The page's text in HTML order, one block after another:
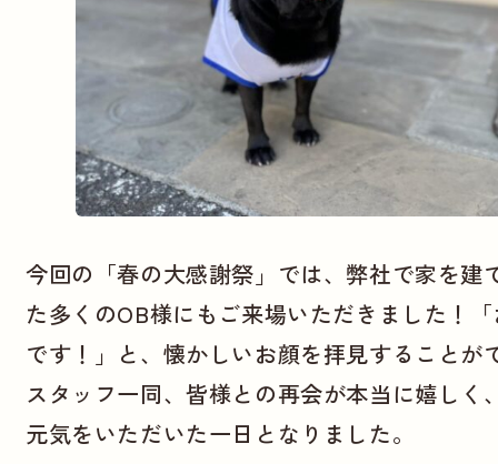
今回の「春の大感謝祭」では、弊社で家を建
た多くのOB様にもご来場いただきました！
です！」と、懐かしいお顔を拝見することが
スタッフ一同、皆様との再会が本当に嬉しく
元気をいただいた一日となりました。